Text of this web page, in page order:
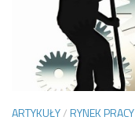
ARTYKUŁY/RYNEK PRACY